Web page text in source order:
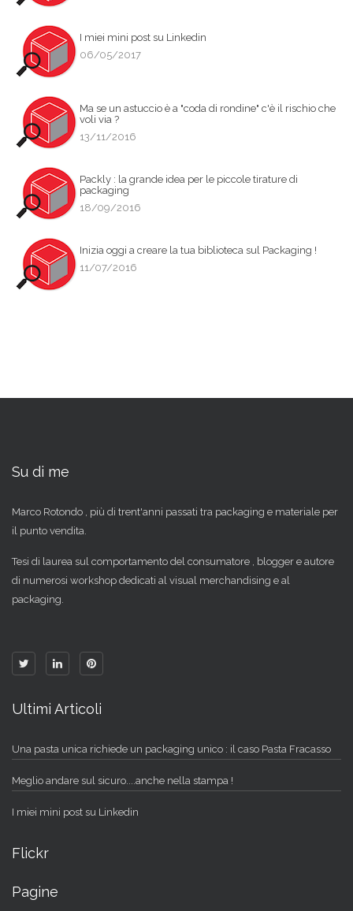
I miei mini post su Linkedin
06/05/2017
Ma se un astuccio è a "coda di rondine" c'è il rischio che
voli via ?
13/11/2016
Packly : la grande idea per le piccole tirature di
packaging
18/09/2016
Inizia oggi a creare la tua biblioteca sul Packaging !
11/07/2016
Su di me
Marco Rotondo , più di trent'anni passati tra packaging e materiale per
il punto vendita.
Tesi di laurea sul comportamento del consumatore , blogger e autore
di numerosi workshop dedicati al visual merchandising e al
packaging.
Ultimi Articoli
Una pasta unica richiede un packaging unico : il caso Pasta Fracasso
Meglio andare sul sicuro....anche nella stampa !
I miei mini post su Linkedin
Flickr
Pagine